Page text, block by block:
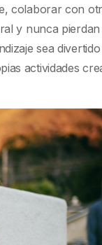
colaborar con
y nunca
sea
actividades